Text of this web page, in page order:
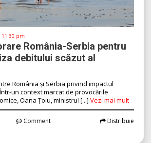
11:30 pm
România-Serbia pentru
debitului scăzut al
România și Serbia privind impactul
un context marcat de provocările
Oana Țoiu, ministrul [...] Vezi mai mult
Comment Distribuie